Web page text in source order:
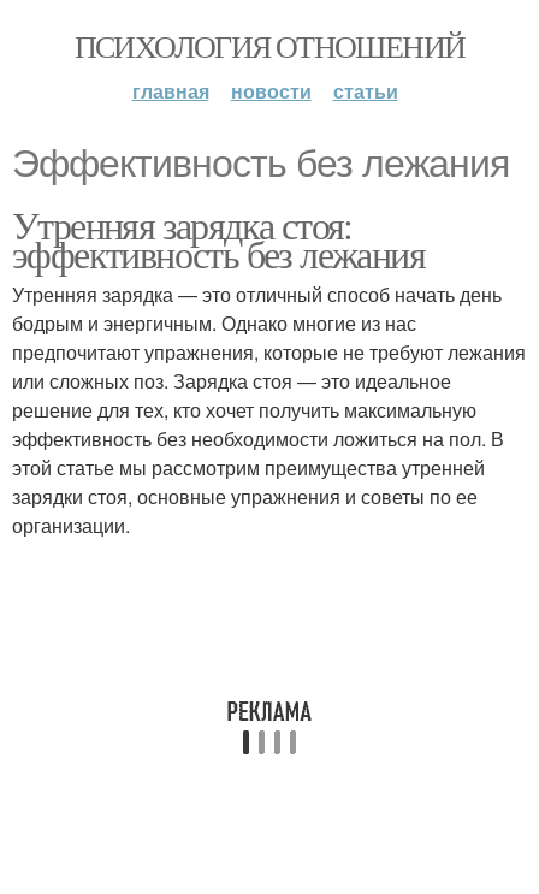
ПСИХОЛОГИЯ ОТНОШЕНИЙ
главная новости статьи
Эффективность без лежания
Утренняя зарядка стоя:
эффективность без лежания
Утренняя зарядка — это отличный способ начать день
бодрым и энергичным. Однако многие из нас
предпочитают упражнения, которые не требуют лежания
или сложных поз. Зарядка стоя — это идеальное
решение для тех, кто хочет получить максимальную
эффективность без необходимости ложиться на пол. В
этой статье мы рассмотрим преимущества утренней
зарядки стоя, основные упражнения и советы по ее
организации.